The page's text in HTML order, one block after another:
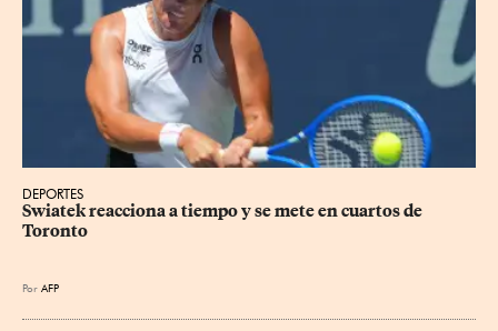
DEPORTES
Swiatek reacciona a tiempo y se mete en cuartos de
Toronto
Por AFP